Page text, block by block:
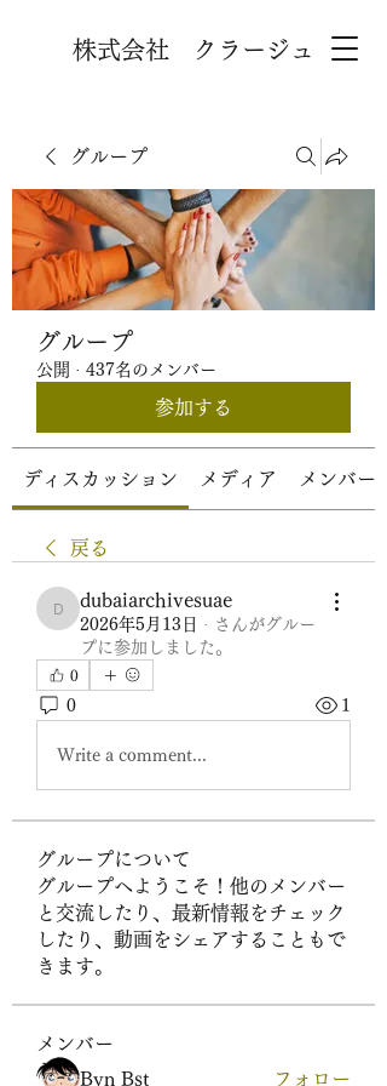
株式会社 クラージュ
グループ
グループ
公開 · 437名のメンバー
参加する
ディスカッション メディア メンバー
戻る
dubaiarchivesuae
dubaiarchivesuae
2026年5月13日 · さんがグルー
プに参加しました。
0
0 1
Write a comment...
グループについて
グループへようこそ！他のメンバー
と交流したり、最新情報をチェック
したり、動画をシェアすることもで
きます。
メンバー
Byn Bst
フォロー